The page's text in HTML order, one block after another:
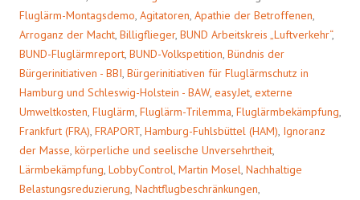
Fluglärm-Montagsdemo, Agitatoren, Apathie der Betroffenen,
Arroganz der Macht, Billigflieger, BUND Arbeitskreis „Luftverkehr“,
BUND-Fluglärmreport, BUND-Volkspetition, Bündnis der
Bürgerinitiativen - BBI, Bürgerinitiativen für Fluglärmschutz in
Hamburg und Schleswig-Holstein - BAW, easyJet, externe
Umweltkosten, Fluglärm, Fluglärm-Trilemma, Fluglärmbekämpfung,
Frankfurt (FRA), FRAPORT, Hamburg-Fuhlsbüttel (HAM), Ignoranz
der Masse, körperliche und seelische Unversehrtheit,
Lärmbekämpfung, LobbyControl, Martin Mosel, Nachhaltige
Belastungsreduzierung, Nachtflugbeschränkungen,